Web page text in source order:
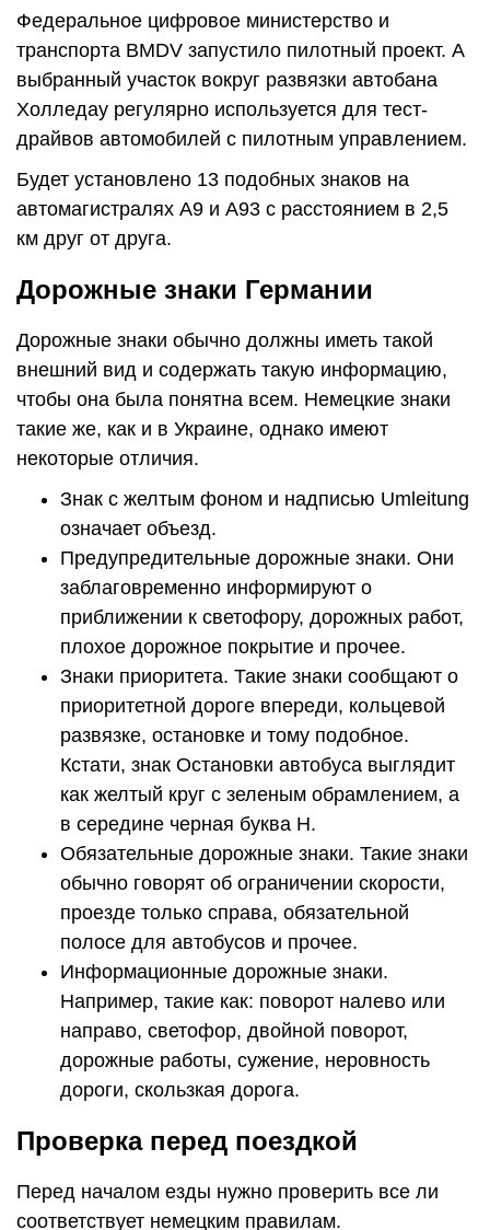
Федеральное цифровое министерство и
транспорта BMDV запустило пилотный проект. А
выбранный участок вокруг развязки автобана
Холледау регулярно используется для тест-
драйвов автомобилей с пилотным управлением.
Будет установлено 13 подобных знаков на
автомагистралях А9 и А93 с расстоянием в 2,5
км друг от друга.
Дорожные знаки Германии
Дорожные знаки обычно должны иметь такой
внешний вид и содержать такую информацию,
чтобы она была понятна всем. Немецкие знаки
такие же, как и в Украине, однако имеют
некоторые отличия.
Знак с желтым фоном и надписью Umleitung
означает объезд.
Предупредительные дорожные знаки. Они
заблаговременно информируют о
приближении к светофору, дорожных работ,
плохое дорожное покрытие и прочее.
Знаки приоритета. Такие знаки сообщают о
приоритетной дороге впереди, кольцевой
развязке, остановке и тому подобное.
Кстати, знак Остановки автобуса выглядит
как желтый круг с зеленым обрамлением, а
в середине черная буква Н.
Обязательные дорожные знаки. Такие знаки
обычно говорят об ограничении скорости,
проезде только справа, обязательной
полосе для автобусов и прочее.
Информационные дорожные знаки.
Например, такие как: поворот налево или
направо, светофор, двойной поворот,
дорожные работы, сужение, неровность
дороги, скользкая дорога.
Проверка перед поездкой
Перед началом езды нужно проверить все ли
соответствует немецким правилам.